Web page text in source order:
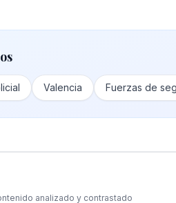
Valencia Fuerzas de
analizado y contrastado